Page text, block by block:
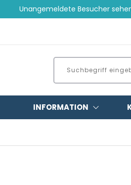
Unangemeldete Besucher
INFORMATION